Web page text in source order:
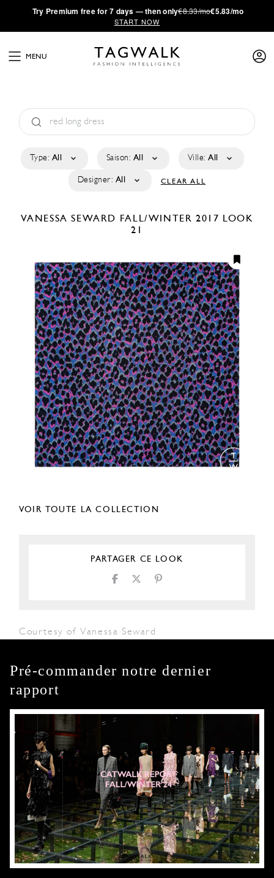
·Try Premium free for 7 days — then only€8.33/mo€5.83/mo
START NOW
MENU
Type: All Saison: All Ville: All
Designer: All CLEAR ALL
VANESSA SEWARD FALL/WINTER 2017 LOOK
21
VOIR TOUTE LA COLLECTION
PARTAGER CE LOOK
Courtesy of Vanessa Seward
Pré-commander notre dernier
rapport